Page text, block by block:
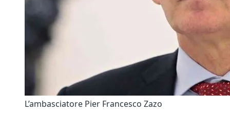
L’ambasciatore Pier Francesco Zazo